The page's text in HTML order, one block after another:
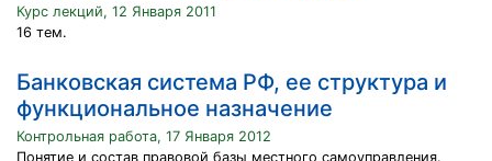
Курс лекций, 12 Января 2011
16 тем.
Банковская система РФ, ее структура и
функциональное назначение
Контрольная работа, 17 Января 2012
Понятие и состав правовой базы местного самоуправления.